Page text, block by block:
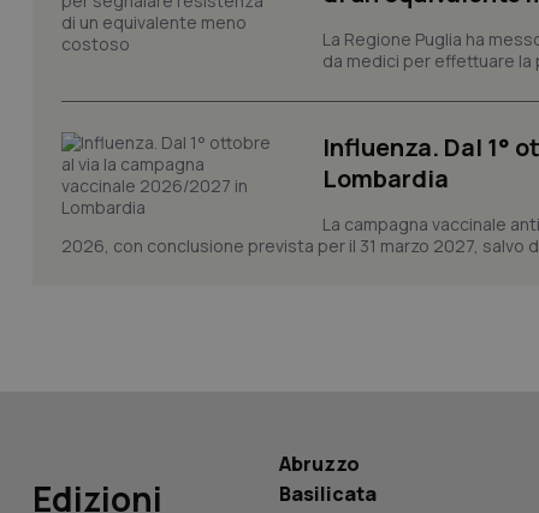
La Regione Puglia ha
da medici per effettuare la
Influenza. Dal 1°
Lombardia
La campagna vaccinale
2026, con conclusione prevista per il 31 marzo 2027, salvo
Edizioni
Abruzzo
Basilicata
CookieScriptConsent
tracking-sites-
tracking-enable
tracking-sites-
session-id